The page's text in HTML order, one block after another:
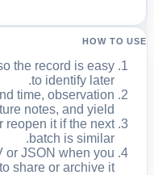
HOW TO USE
the record is easy
to identify later.
time, observation
notes, and yield.
reopen it if the next
batch is similar.
or JSON when you
share or archive it.